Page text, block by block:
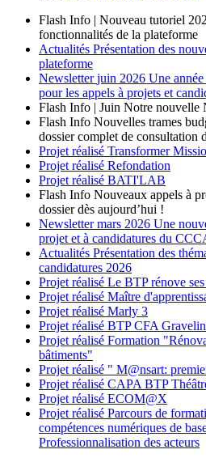
Flash Info | Nouveau tutoriel
fonctionnalités de la plateforme
Actualités Présentation des
plateforme
Newsletter juin 2026 Une
pour les appels à projets et
Flash Info | Juin Notre nouvelle
Flash Info Nouvelles trames
dossier complet de consultation
Projet réalisé Transformer
Projet réalisé Refondation
Projet réalisé BATI'LAB
Flash Info Nouveaux appels à
dossier dès aujourd’hui !
Newsletter mars 2026 Une
projet et à candidatures du
Actualités Présentation des
candidatures 2026
Projet réalisé Le BTP rénove
Projet réalisé Maître
Projet réalisé Marly 3
Projet réalisé BTP CFA
Projet réalisé Formation
bâtiments"
Projet réalisé " M@nsart:
Projet réalisé CAPA BTP
Projet réalisé ECOM@X
Projet réalisé Parcours de
compétences numériques de
Professionnalisation des acteurs